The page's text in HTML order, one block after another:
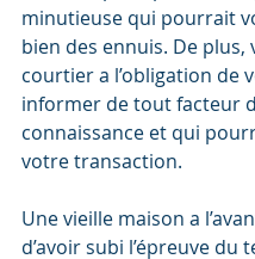
minutieuse qui pourrait
bien des ennuis. De plus,
courtier a l’obligation de
informer de tout facteur
connaissance et qui
votre transaction.
Une vieille maison a
d’avoir subi l’épreuve du